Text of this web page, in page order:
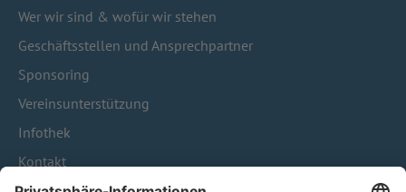
Wer wir sind & wofür wir stehen
Geschäftsstellen und Ansprechpartner
Sponsoring
Vereinsunterstützung
Infothek
Kontakt